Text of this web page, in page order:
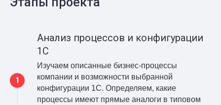
Анализ процессов и конфигурации
1С
Изучаем описанные бизнес-процессы
компании и возможности выбранной
конфигурации 1С. Определяем, какие
процессы имеют прямые аналоги в типовом